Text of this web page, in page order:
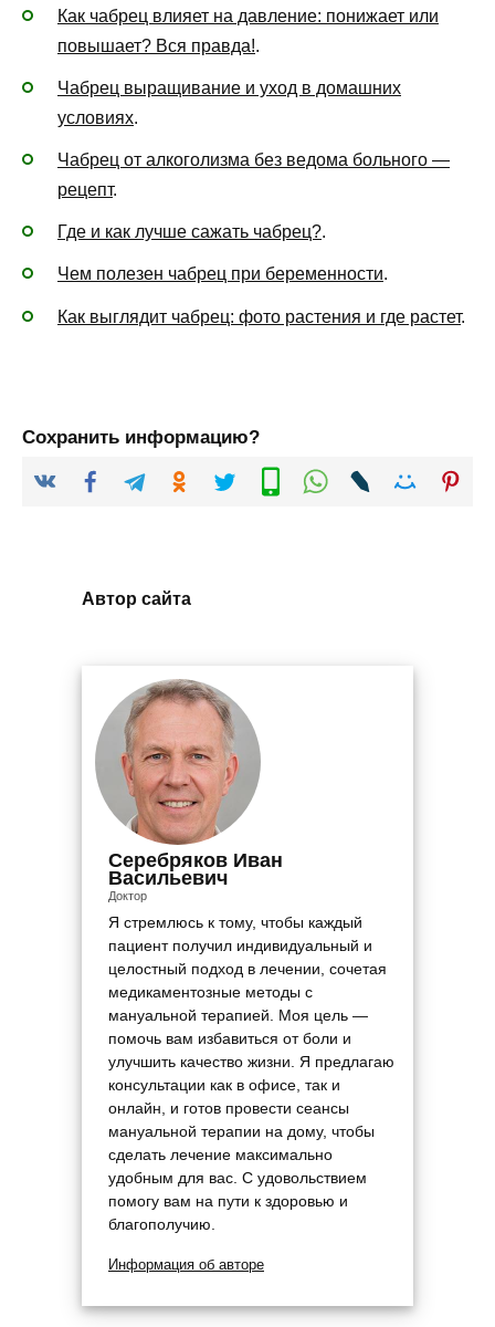
Как чабрец влияет на давление: понижает или
повышает? Вся правда!.
Чабрец выращивание и уход в домашних
условиях.
Чабрец от алкоголизма без ведома больного —
рецепт.
Где и как лучше сажать чабрец?.
Чем полезен чабрец при беременности.
Как выглядит чабрец: фото растения и где растет.
Сохранить информацию?
Автор сайта
Серебряков Иван
Васильевич
Доктор
Я стремлюсь к тому, чтобы каждый
пациент получил индивидуальный и
целостный подход в лечении, сочетая
медикаментозные методы с
мануальной терапией. Моя цель —
помочь вам избавиться от боли и
улучшить качество жизни. Я предлагаю
консультации как в офисе, так и
онлайн, и готов провести сеансы
мануальной терапии на дому, чтобы
сделать лечение максимально
удобным для вас. С удовольствием
помогу вам на пути к здоровью и
благополучию.
Информация об авторе